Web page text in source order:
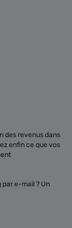
des revenus dans
enfin ce que vos
par e-mail ? Un